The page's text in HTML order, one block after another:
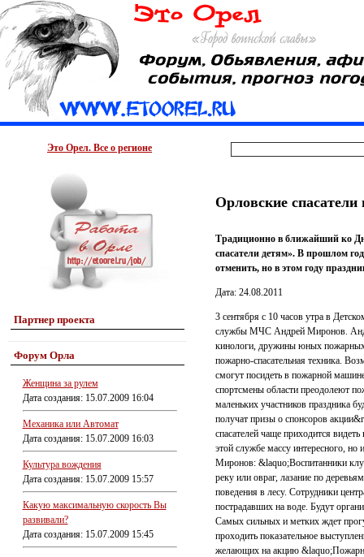
Это Орел. Все о регионе
Партнер проекта
Форум Орла
Женщина за рулем
Дата создания: 15.07.2009 16:04
Механика или Автомат
Дата создания: 15.07.2009 16:03
Культура вождения
Дата создания: 15.07.2009 15:57
Какую максимальную скорость Вы
развивали?
Дата создания: 15.07.2009 15:45
Орловские спасатели
Традиционно в ближайший ко
спасатели детям». В прошлом
отменить, но в этом году
Дата: 24.08.2011
3 сентября с 10 часов утра в
службы МЧС Андрей Миронов.
кинологи, дружины юных
пожарно-спасательная техника.
смогут посидеть в пожарной
спортсмены области преодолеют
маленьких участников праздника
получат призы о спонсоров
спасателей чаще приходится
этой службе массу интересного,
Миронов: &laquo;Воспитанники
реку или овраг, лазание по
поведения в лесу. Сотрудники
пострадавших на воде. Будут
Самых сильных и метких ждет
проходить показательное
желающих на акцию